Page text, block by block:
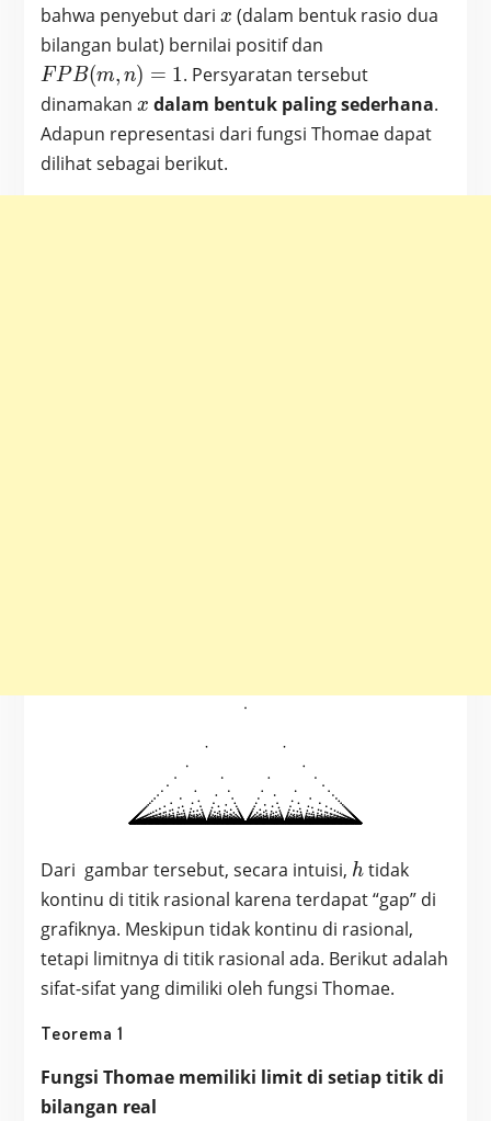
bahwa penyebut dari x
x (dalam bentuk rasio dua
bilangan bulat) bernilai positif dan
FPB(m, n) = 1. Persyaratan tersebut
dinamakan x
x dalam bentuk paling sederhana.
Adapun representasi dari fungsi Thomae dapat
dilihat sebagai berikut.
Dari gambar tersebut, secara intuisi, h
htidak
kontinu di titik rasional karena terdapat “gap” di
grafiknya. Meskipun tidak kontinu di rasional,
tetapi limitnya di titik rasional ada. Berikut adalah
sifat-sifat yang dimiliki oleh fungsi Thomae.
Teorema 1
Fungsi Thomae memiliki limit di setiap titik di
bilangan real